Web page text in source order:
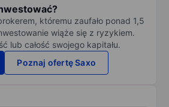
któremu zaufało ponad 1,5
wiąże się z ryzykiem.
lub całość swojego kapitału.
Poznaj ofertę Saxo